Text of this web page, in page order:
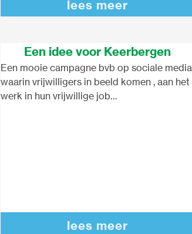
lees meer
Een idee voor Keerbergen
Een mooie campagne bvb op sociale media
waarin vrijwilligers in beeld komen , aan het
werk in hun vrijwillige job…
lees meer